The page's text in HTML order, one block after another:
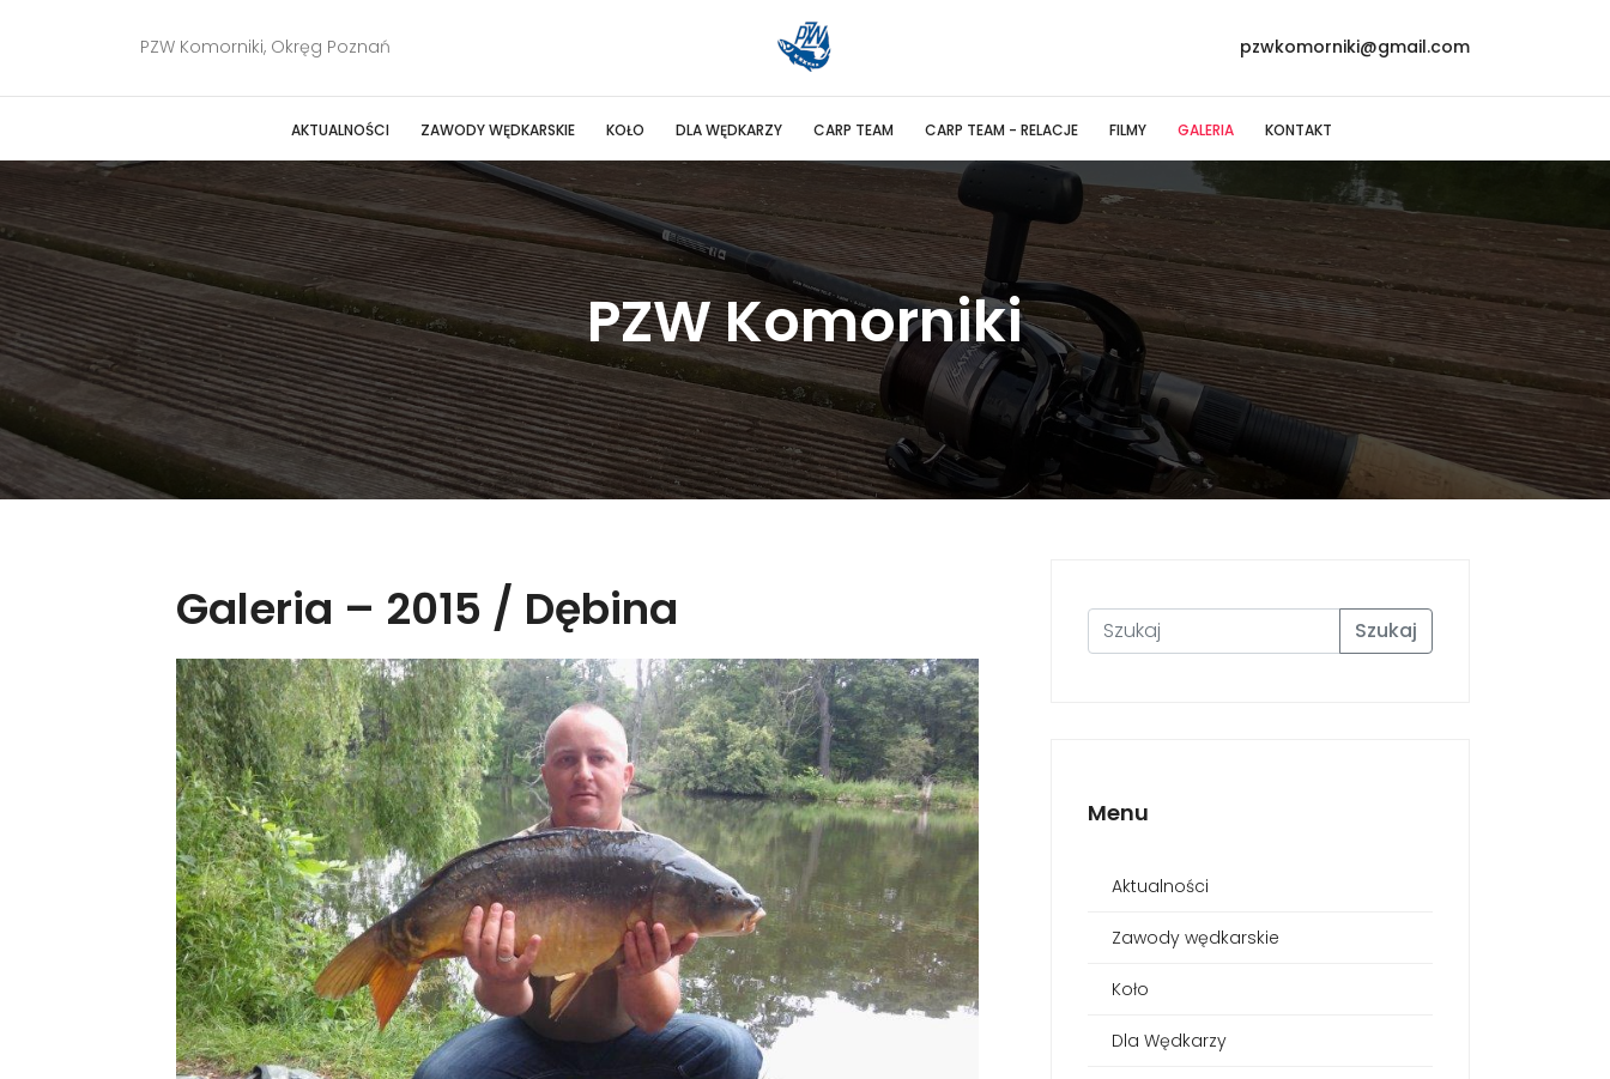
PZW Komorniki, Okręg Poznań pzwkomorniki@gmail.com
AKTUALNOŚCI ZAWODY WĘDKARSKIE KOŁO DLA WĘDKARZY CARP TEAM CARP TEAM - RELACJE FILMY GALERIA KONTAKT
PZW Komorniki
Galeria – 2015 / Dębina Szukaj
Menu
Aktualności
Zawody wędkarskie
Koło
Dla Wędkarzy